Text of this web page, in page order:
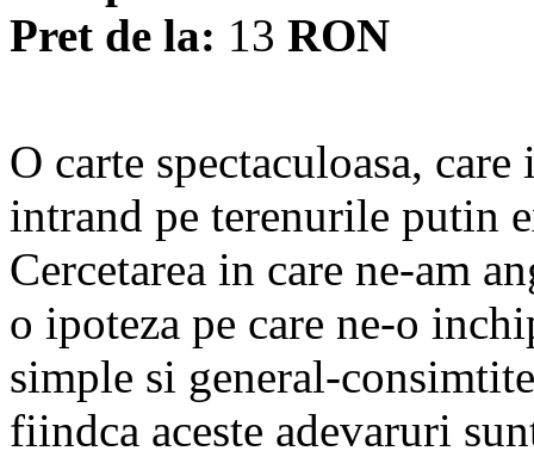
Pret de la: 13 RON
O carte spectaculoasa,
intrand pe terenurile putin
Cercetarea in care ne-am
o ipoteza pe care ne-o
simple si general-
fiindca aceste adevaruri